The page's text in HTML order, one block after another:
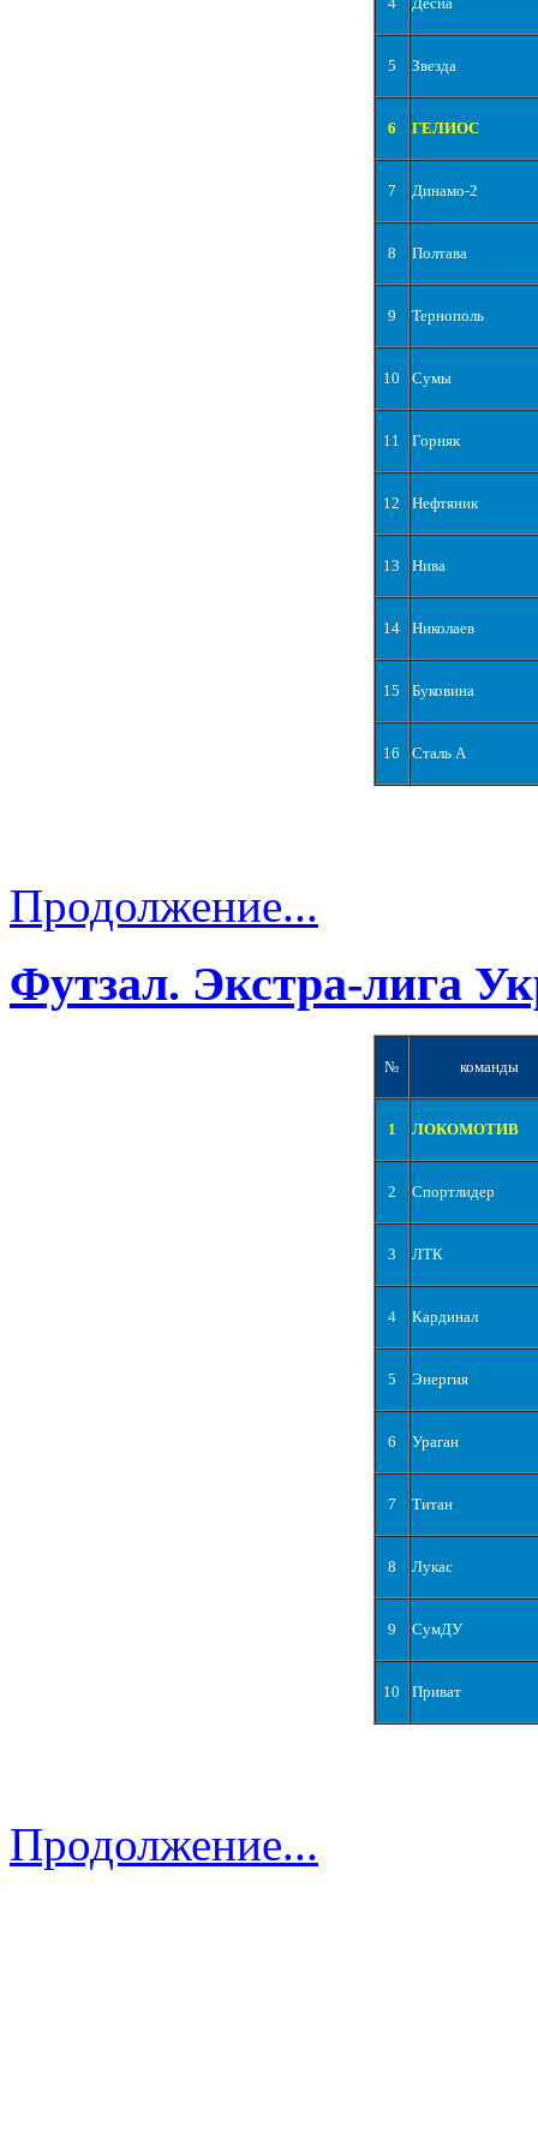
5 Звезда
6 ГЕЛИОС
7 Динамо-2
8 Полтава
9 Тернополь
10 Сумы
11 Горняк
12 Нефтяник
13 Нива
14 Николаев
15 Буковина
16 Сталь А
Продолжение...
Футзал. Экстра-лига
№ команды
1 ЛОКОМОТИВ
2 Спортлидер
3 ЛТК
4 Кардинал
5 Энергия
6 Ураган
7 Титан
8 Лукас
9 СумДУ
10 Приват
Продолжение...